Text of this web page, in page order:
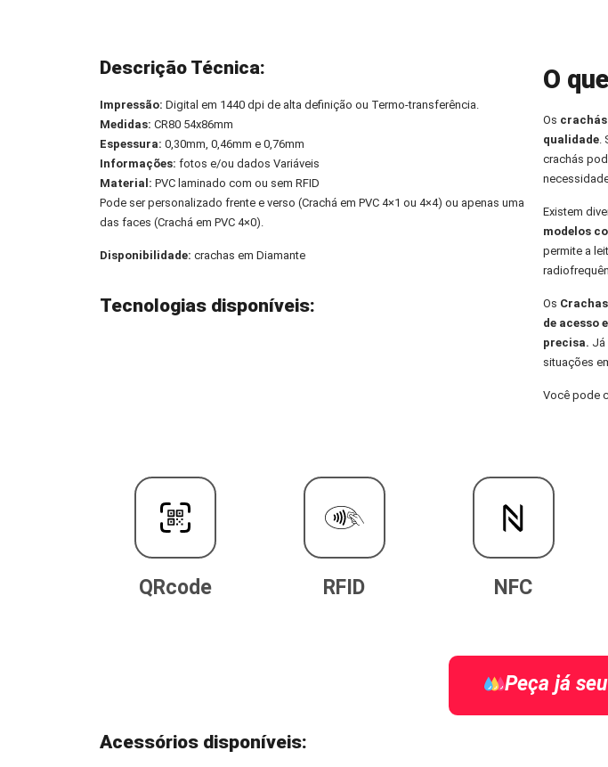
Descrição Técnica:
Impressão: Digital em 1440 dpi de alta definição ou Termo-transferência.
Medidas: CR80 54x86mm
Espessura: 0,30mm, 0,46mm e 0,76mm
Informações: fotos e/ou dados Variáveis
Material: PVC laminado com ou sem RFID
Pode ser personalizado frente e verso (Crachá em PVC 4×1 ou 4×4) ou apenas uma
das faces (Crachá em PVC 4×0).
Disponibilidade: crachas em Diamante
Tecnologias disponíveis:
O
Os crachás
qualidade.
crachás
Existem
modelos
permite a
Os
de acesso
precisa. Já
situações
Você pode
QRcode RFID NFC
Peça já
Acessórios disponíveis: